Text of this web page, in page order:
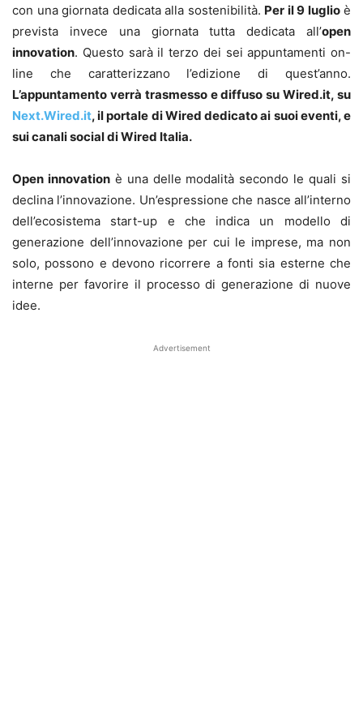
con una giornata dedicata alla sostenibilità. Per il 9 luglioè
prevista invece una giornata tutta dedicata all’open
innovation. Questo sarà il terzo dei sei appuntamenti on-
line che caratterizzano l’edizione di quest’anno.
L’appuntamento verrà trasmesso e diffuso su Wired.it, su
Next.Wired.it, il portale di Wired dedicato ai suoi eventi, e
sui canali social di Wired Italia.
Open innovationè una delle modalità secondo le quali si
declina l’innovazione. Un’espressione che nasce all’interno
dell’ecosistema start-up e che indica un modello di
generazione dell’innovazione per cui le imprese, ma non
solo, possono e devono ricorrere a fonti sia esterne che
interne per favorire il processo di generazione di nuove
idee.
Advertisement